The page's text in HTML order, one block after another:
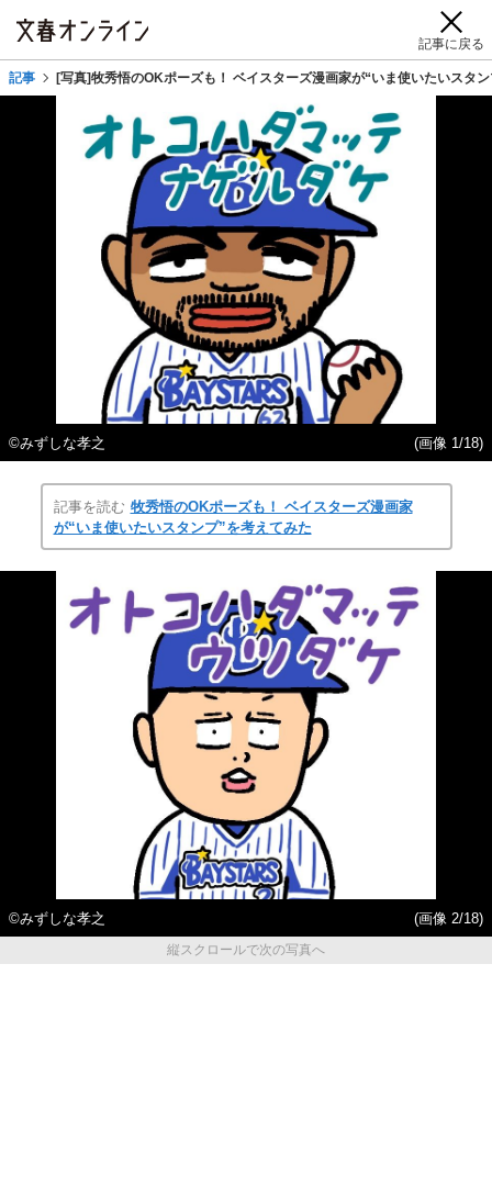
記事に戻る
記事 [写真]牧秀悟のOKポーズも！ ベイスターズ漫画家が“いま使いたいスタ
©みずしな孝之 (画像 1/18)
記事を読む 牧秀悟のOKポーズも！ ベイスターズ漫画家
が“いま使いたいスタンプ”を考えてみた
©みずしな孝之
(画像 2/18)
縦スクロールで次の写真へ